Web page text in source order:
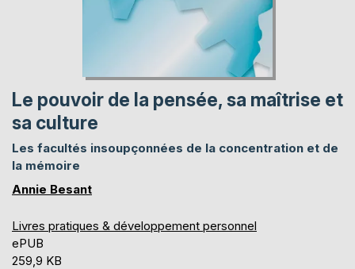
Le pouvoir de la pensée, sa maîtrise et
sa culture
Les facultés insoupçonnées de la concentration et de
la mémoire
Annie Besant
Livres pratiques & développement personnel
ePUB
259,9 KB